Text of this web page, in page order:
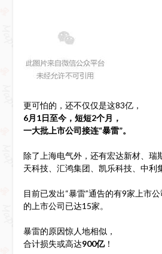
更可怕的，还不仅仅是这83亿，
6月1日至今，短短2个月，
一大批上市公司接连“暴雷”。
除了上海电气外，还有宏达新材、瑞
天科技、汇鸿集团、凯乐科技、中利
目前已发出“暴雷”通告的有9家上市
的上市公司已达15家。
暴雷的原因惊人地相似，
合计损失或高达900亿！